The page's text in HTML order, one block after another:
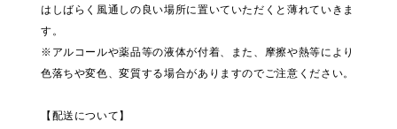
はしばらく風通しの良い場所に置いていただくと薄れていきま
す。
※アルコールや薬品等の液体が付着、また、摩擦や熱等により
色落ちや変色、変質する場合がありますのでご注意ください。
【配送について】